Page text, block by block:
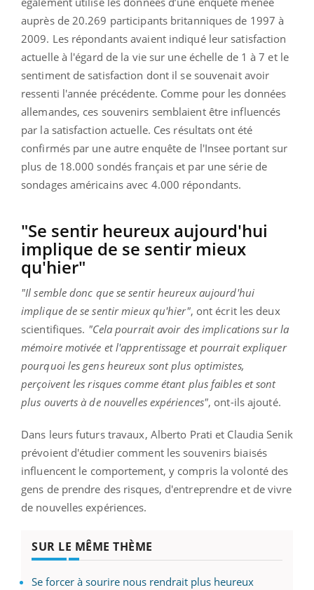
auprès de 20.269 participants britanniques de 1997 à
2009. Les répondants avaient indiqué leur satisfaction
actuelle à l'égard de la vie sur une échelle de 1 à 7 et le
sentiment de satisfaction dont il se souvenait avoir
ressenti l'année précédente. Comme pour les données
allemandes, ces souvenirs semblaient être influencés
par la satisfaction actuelle. Ces résultats ont été
confirmés par une autre enquête de l'Insee portant sur
plus de 18.000 sondés français et par une série de
sondages américains avec 4.000 répondants.
"Se sentir heureux aujourd'hui
implique de se sentir mieux
qu'hier"
"Il semble donc que se sentir heureux aujourd'hui
implique de se sentir mieux qu'hier", ont écrit les deux
scientifiques. "Cela pourrait avoir des implications sur la
mémoire motivée et l'apprentissage et pourrait expliquer
pourquoi les gens heureux sont plus optimistes,
perçoivent les risques comme étant plus faibles et sont
plus ouverts à de nouvelles expériences", ont-ils ajouté.
Dans leurs futurs travaux, Alberto Prati et Claudia Senik
prévoient d'étudier comment les souvenirs biaisés
influencent le comportement, y compris la volonté des
gens de prendre des risques, d'entreprendre et de vivre
de nouvelles expériences.
SUR LE MÊME THÈME
Se forcer à sourire nous rendrait plus heureux